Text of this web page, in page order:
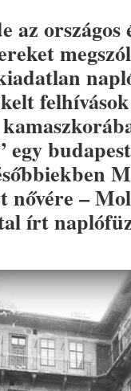
az országos
nővére –
írt